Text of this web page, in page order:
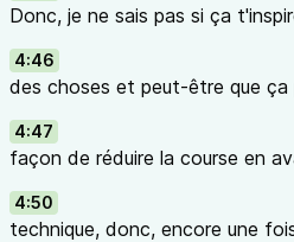
Donc, je ne sais pas si ça
4:46
des choses et peut-être que ça
4:47
façon de réduire la course en
4:50
technique, donc, encore une